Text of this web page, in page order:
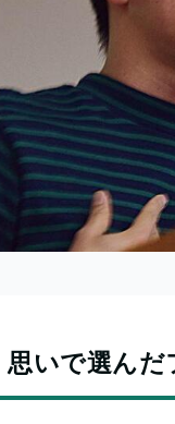
思いで選ん